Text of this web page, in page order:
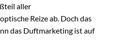
aller
Reize ab. Doch das
das Duftmarketing ist auf